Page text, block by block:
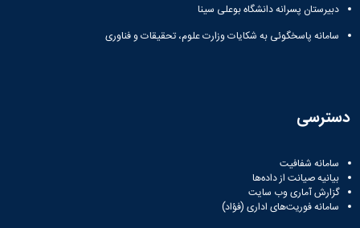
فصلنامه
معاونت
پژوهش
مطالعات
فرهنگی
فهرست
نشریات
علمی
معتبر
دبیرستان پسرانه دانشگاه بوعلی سینا
سامانه پاسخگوئی به شکایات وزارت علوم، تحقیقات و فناوری
دسترسی
سامانه شفافیت
بیانیه صیانت از داده‌ها
گزارش آماری وب‌ سایت
سامانه فوریت‌های اداری (فؤاد)